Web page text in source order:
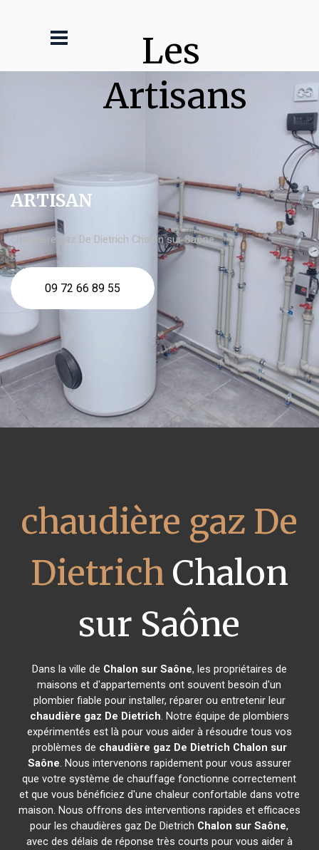
Les
Artisans
ARTISAN
chaudière gaz De Dietrich Chalon sur Saône
09 72 66 89 55
chaudière gaz De
Dietrich Chalon
sur Saône
Dans la ville de Chalon sur Saône, les propriétaires de
maisons et d'appartements ont souvent besoin d'un
plombier fiable pour installer, réparer ou entretenir leur
chaudière gaz De Dietrich. Notre équipe de plombiers
expérimentés est là pour vous aider à résoudre tous vos
problèmes de chaudière gaz De Dietrich Chalon sur
Saône. Nous intervenons rapidement pour vous assurer
que votre système de chauffage fonctionne correctement
et que vous bénéficiez d'une chaleur confortable dans votre
maison. Nous offrons des interventions rapides et efficaces
pour les chaudières gaz De Dietrich Chalon sur Saône,
avec des délais de réponse très courts pour vous aider à